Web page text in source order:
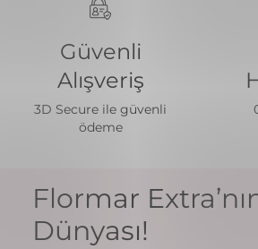
Güvenli
Alışveriş
3D Secure ile güvenli
ödeme
Flormar
Dünyası!